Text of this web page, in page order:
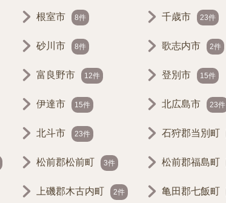
根室市 8件 千歳市 23件
砂川市 8件 歌志内市 2件
富良野市 12件 登別市 15件
伊達市 15件 北広島市 23件
北斗市 23件 石狩郡当別町
松前郡松前町 3件 松前郡福島町
上磯郡木古内町 2件 亀田郡七飯町